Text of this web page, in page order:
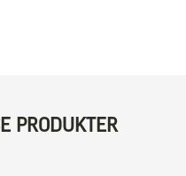
PRODUKTER